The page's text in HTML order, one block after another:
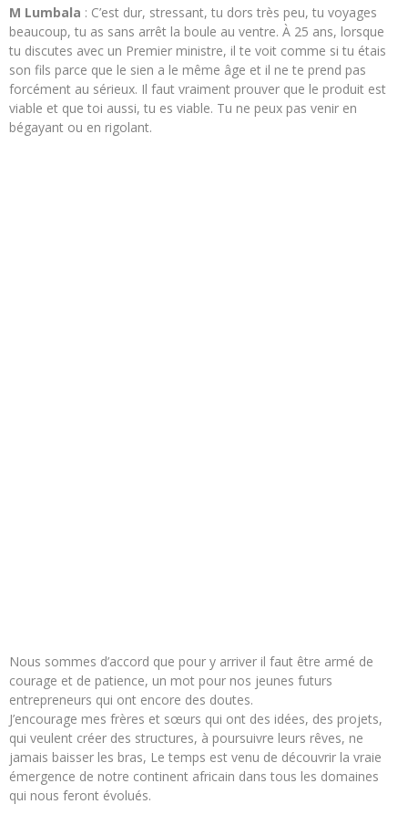
M Lumbala : C’est dur, stressant, tu dors très peu, tu voyages
beaucoup, tu as sans arrêt la boule au ventre. À 25 ans, lorsque
tu discutes avec un Premier ministre, il te voit comme si tu étais
son fils parce que le sien a le même âge et il ne te prend pas
forcément au sérieux. Il faut vraiment prouver que le produit est
viable et que toi aussi, tu es viable. Tu ne peux pas venir en
bégayant ou en rigolant.
Nous sommes d’accord que pour y arriver il faut être armé de
courage et de patience, un mot pour nos jeunes futurs
entrepreneurs qui ont encore des doutes.
J’encourage mes frères et sœurs qui ont des idées, des projets,
qui veulent créer des structures, à poursuivre leurs rêves, ne
jamais baisser les bras, Le temps est venu de découvrir la vraie
émergence de notre continent africain dans tous les domaines
qui nous feront évolués.